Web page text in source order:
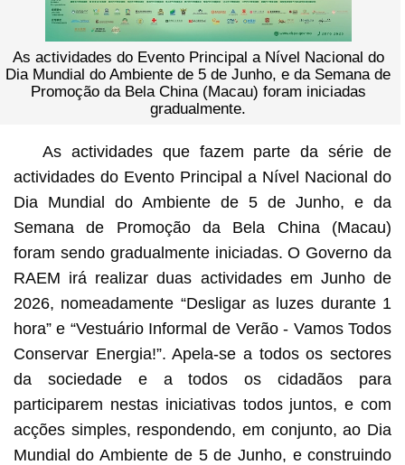
As actividades do Evento Principal a Nível Nacional do
Dia Mundial do Ambiente de 5 de Junho, e da Semana de
Promoção da Bela China (Macau) foram iniciadas
gradualmente.
As actividades que fazem parte da série de
actividades do Evento Principal a Nível Nacional do
Dia Mundial do Ambiente de 5 de Junho, e da
Semana de Promoção da Bela China (Macau)
foram sendo gradualmente iniciadas. O Governo da
RAEM irá realizar duas actividades em Junho de
2026, nomeadamente “Desligar as luzes durante 1
hora” e “Vestuário Informal de Verão - Vamos Todos
Conservar Energia!”. Apela-se a todos os sectores
da sociedade e a todos os cidadãos para
participarem nestas iniciativas todos juntos, e com
acções simples, respondendo, em conjunto, ao Dia
Mundial do Ambiente de 5 de Junho, e construindo